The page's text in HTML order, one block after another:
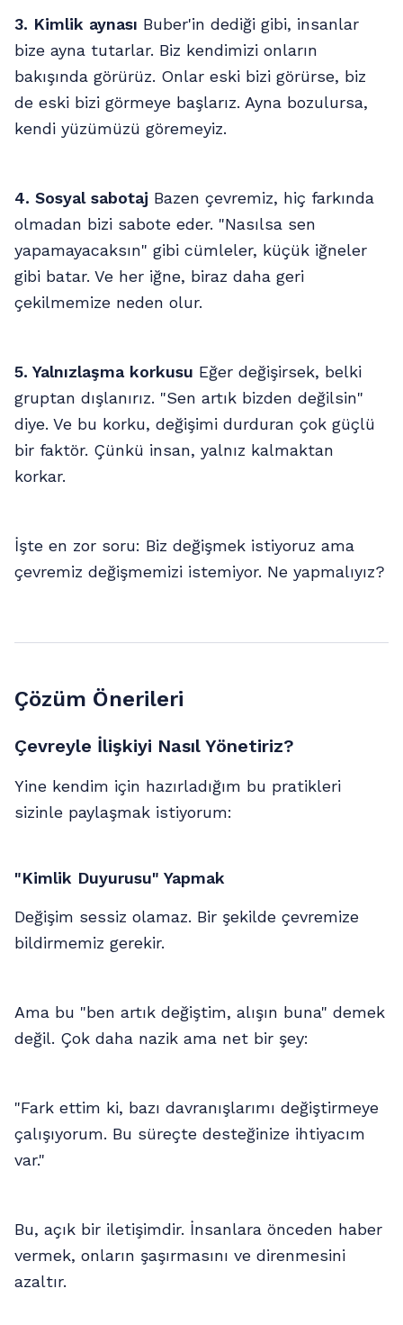
3. Kimlik aynası Buber'in dediği gibi, insanlar
bize ayna tutarlar. Biz kendimizi onların
bakışında görürüz. Onlar eski bizi görürse, biz
de eski bizi görmeye başlarız. Ayna bozulursa,
kendi yüzümüzü göremeyiz.
4. Sosyal sabotaj Bazen çevremiz, hiç farkında
olmadan bizi sabote eder. "Nasılsa sen
yapamayacaksın" gibi cümleler, küçük iğneler
gibi batar. Ve her iğne, biraz daha geri
çekilmemize neden olur.
5. Yalnızlaşma korkusu Eğer değişirsek, belki
gruptan dışlanırız. "Sen artık bizden değilsin"
diye. Ve bu korku, değişimi durduran çok güçlü
bir faktör. Çünkü insan, yalnız kalmaktan
korkar.
İşte en zor soru: Biz değişmek istiyoruz ama
çevremiz değişmemizi istemiyor. Ne yapmalıyız?
Çözüm Önerileri
Çevreyle İlişkiyi Nasıl Yönetiriz?
Yine kendim için hazırladığım bu pratikleri
sizinle paylaşmak istiyorum:
"Kimlik Duyurusu" Yapmak
Değişim sessiz olamaz. Bir şekilde çevremize
bildirmemiz gerekir.
Ama bu "ben artık değiştim, alışın buna" demek
değil. Çok daha nazik ama net bir şey:
"Fark ettim ki, bazı davranışlarımı değiştirmeye
çalışıyorum. Bu süreçte desteğinize ihtiyacım
var."
Bu, açık bir iletişimdir. İnsanlara önceden haber
vermek, onların şaşırmasını ve direnmesini
azaltır.